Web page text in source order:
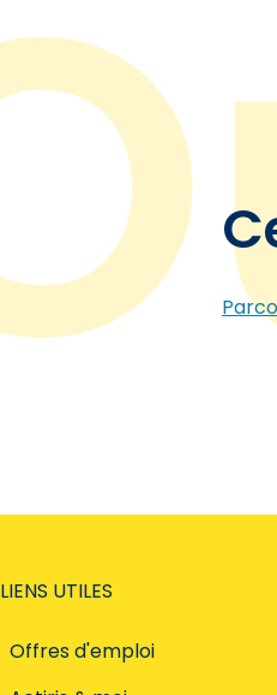
LIENS UTILES
Offres d'emploi